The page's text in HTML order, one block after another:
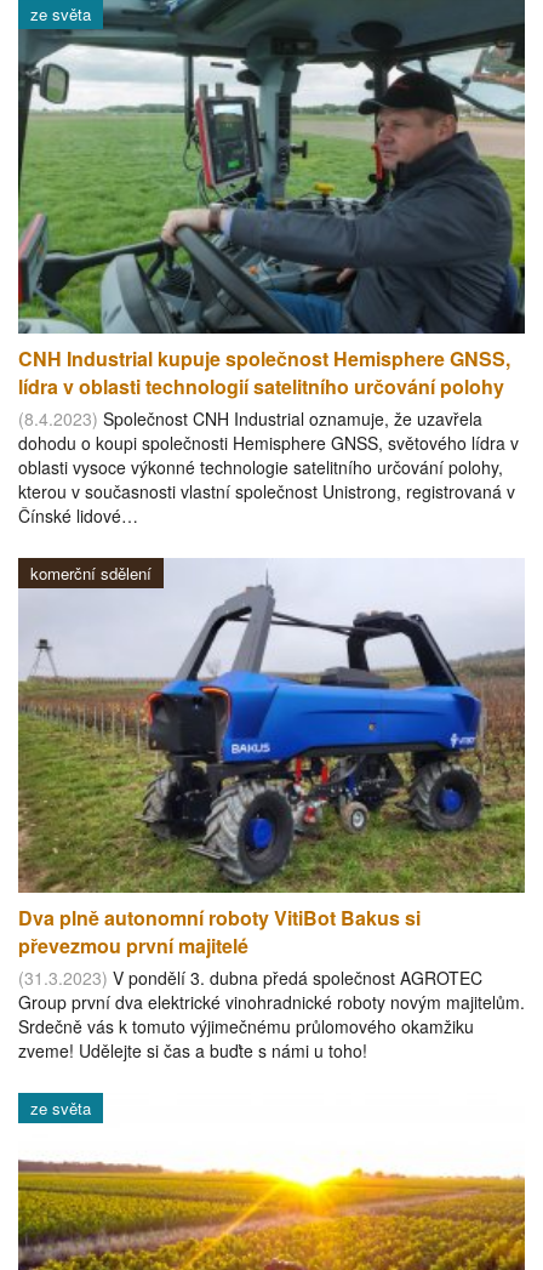
ze světa
CNH Industrial kupuje společnost Hemisphere GNSS,
lídra v oblasti technologií satelitního určování polohy
(8.4.2023) Společnost CNH Industrial oznamuje, že uzavřela
dohodu o koupi společnosti Hemisphere GNSS, světového lídra v
oblasti vysoce výkonné technologie satelitního určování polohy,
kterou v současnosti vlastní společnost Unistrong, registrovaná v
Čínské lidové…
komerční sdělení
Dva plně autonomní roboty VitiBot Bakus si
převezmou první majitelé
(31.3.2023) V pondělí 3. dubna předá společnost AGROTEC
Group první dva elektrické vinohradnické roboty novým majitelům.
Srdečně vás k tomuto výjimečnému průlomového okamžiku
zveme! Udělejte si čas a buďte s námi u toho!
ze světa